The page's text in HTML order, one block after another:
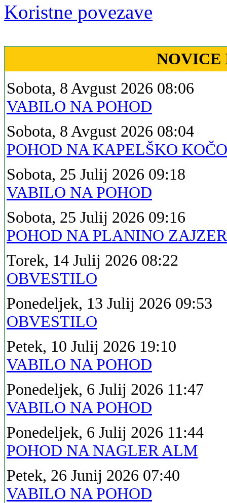
Koristne povezave
NOVICE
Sobota, 8 Avgust 2026 08:06
VABILO NA POHOD
Sobota, 8 Avgust 2026 08:04
POHOD NA KAPELŠKO KOČO
Sobota, 25 Julij 2026 09:18
VABILO NA POHOD
Sobota, 25 Julij 2026 09:16
POHOD NA PLANINO
Torek, 14 Julij 2026 08:22
OBVESTILO
Ponedeljek, 13 Julij 2026 09:53
OBVESTILO
Petek, 10 Julij 2026 19:10
VABILO NA POHOD
Ponedeljek, 6 Julij 2026 11:47
VABILO NA POHOD
Ponedeljek, 6 Julij 2026 11:44
POHOD NA NAGLER ALM
Petek, 26 Junij 2026 07:40
VABILO NA POHOD